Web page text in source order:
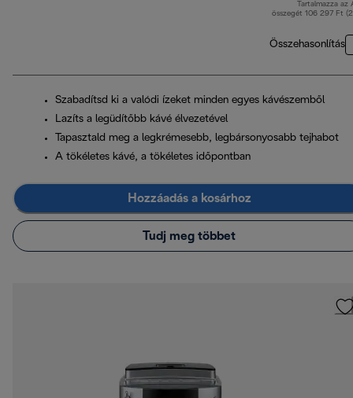
Tartalmazza az
összegét 106 297 Ft
Összehasonlítás
Szabadítsd ki a valódi ízeket minden egyes kávészemből
Lazíts a legüdítőbb kávé élvezetével
Tapasztald meg a legkrémesebb, legbársonyosabb tejhabot
A tökéletes kávé, a tökéletes időpontban
Hozzáadás a kosárhoz
Tudj meg többet